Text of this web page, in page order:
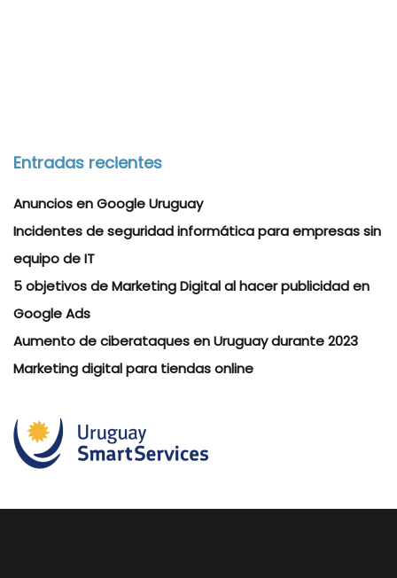
Entradas recientes
Anuncios en Google Uruguay
Incidentes de seguridad informática para empresas sin
equipo de IT
5 objetivos de Marketing Digital al hacer publicidad en
Google Ads
Aumento de ciberataques en Uruguay durante 2023
Marketing digital para tiendas online